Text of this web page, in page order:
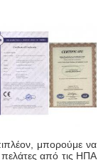
μπορούμε να
από τις ΗΠΑ